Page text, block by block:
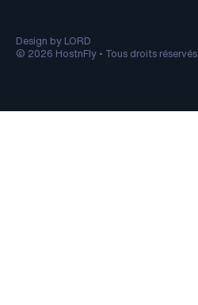
Design by LORD
© 2026 HostnFly • Tous droits réservés